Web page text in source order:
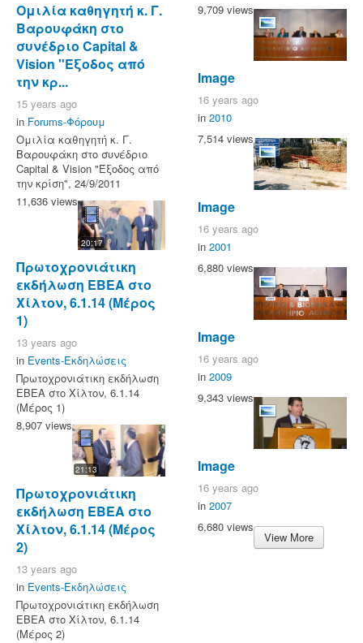
Ομιλία καθηγητή κ. Γ.
Βαρουφάκη στο
συνέδριο Capital &
Vision "Έξοδος από
την κρ...
15 years ago
in Forums-Φόρουμ
Ομιλία καθηγητή κ. Γ.
Βαρουφάκη στο συνέδριο
Capital & Vision "Έξοδος από
την κρίση", 24/9/2011
11,636 views
20:17
Πρωτοχρονιάτικη
εκδήλωση ΕΒΕΑ στο
Χίλτον, 6.1.14 (Μέρος
1)
13 years ago
in Events-Εκδηλώσεις
Πρωτοχρονιάτικη εκδήλωση
ΕΒΕΑ στο Χίλτον, 6.1.14
(Μέρος 1)
8,907 views
21:13
Πρωτοχρονιάτικη
εκδήλωση ΕΒΕΑ στο
Χίλτον, 6.1.14 (Μέρος
2)
13 years ago
in Events-Εκδηλώσεις
Πρωτοχρονιάτικη εκδήλωση
ΕΒΕΑ στο Χίλτον, 6.1.14
(Μέρος 2)
9,709 views
Image
16 years ago
in 2010
7,514 views
Image
16 years ago
in 2001
6,880 views
Image
16 years ago
in 2009
9,343 views
Image
16 years ago
in 2007
6,680 views
View More